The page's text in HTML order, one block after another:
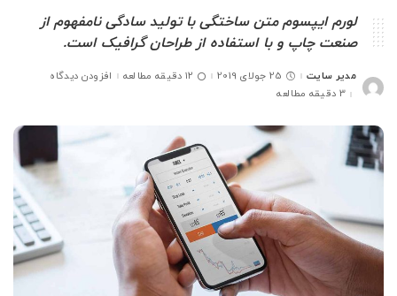
لورم ایپسوم متن ساختگی با تولید سادگی نامفهوم از
صنعت چاپ و با استفاده از طراحان گرافیک است.
ارسال
شده
توسط
مدیر سایت 25 جولای 2019 ۱۲ دقیقه مطالعه
افزودن دیدگاه
3 دقیقه مطالعه